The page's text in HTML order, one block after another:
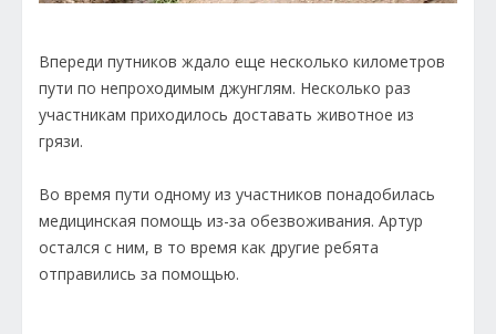
Впереди путников ждало еще несколько километров
пути по непроходимым джунглям. Несколько раз
участникам приходилось доставать животное из
грязи.
Во время пути одному из участников понадобилась
медицинская помощь из-за обезвоживания. Артур
остался с ним, в то время как другие ребята
отправились за помощью.